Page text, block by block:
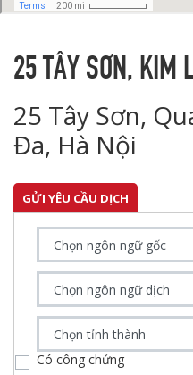
25 TÂY SƠN, KIM
25 Tây Sơn,
Đa, Hà Nội
GỬI YÊU CẦU DỊCH
Có công chứng